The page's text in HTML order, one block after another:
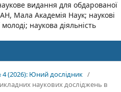
видання для обдарованої
Мала Академія Наук; наукові
наукова діяльність
(2026): Юний дослідник /
наукових досліджень в